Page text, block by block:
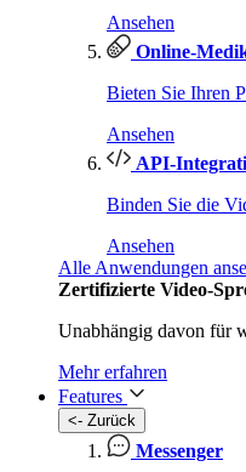
Ansehen
Online-
Bieten Sie Ihren
Ansehen
API-
Binden Sie die
Ansehen
Alle Anwendungen
Zertifizierte Video-
Unabhängig davon für
Mehr erfahren
Features
<- Zurück
Messenger